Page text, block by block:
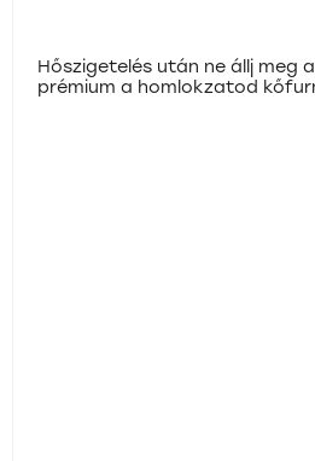
Hőszigetelés után ne állj meg
prémium a homlokzatod